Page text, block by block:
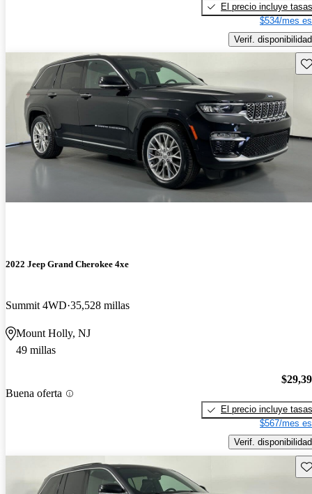
El precio incluye tasas
$534/mes
Verif. disponibilidad
2022 Jeep Grand Cherokee 4xe
Summit 4WD 35,528 millas
Mount Holly, NJ
49 millas
Buena oferta
El precio incluye tasas
$567/mes
Verif. disponibilidad